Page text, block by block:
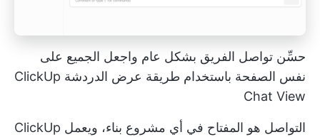
حسِّن تواصل الفريق بشكل عام واجعل الجميع على
نفس الصفحة باستخدام طريقة عرض الدردشة ClickUp
Chat View
التواصل هو المفتاح في أي مشروع بناء، ويعمل ClickUp